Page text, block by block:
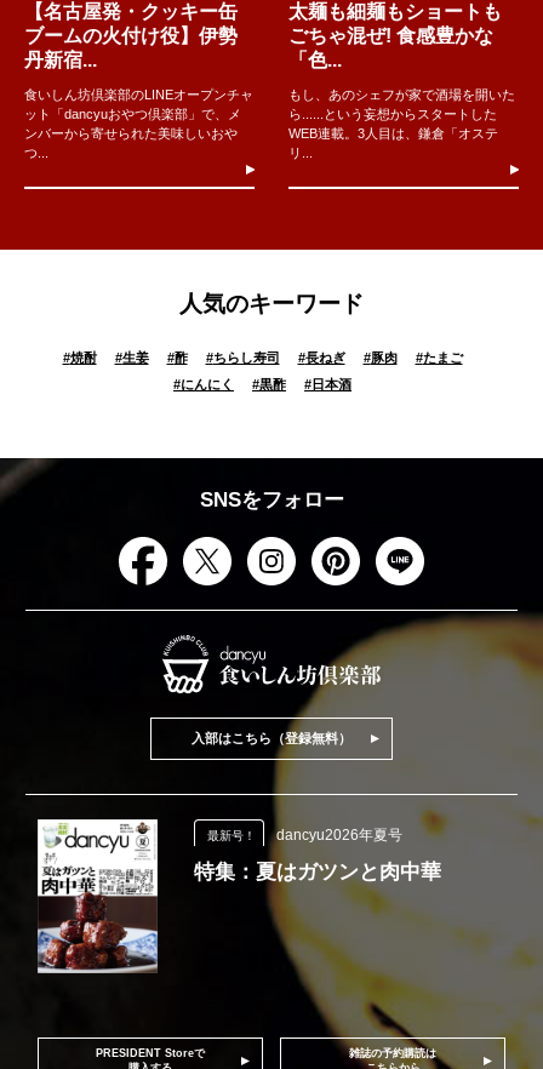
【名古屋発・クッキー缶
ブームの火付け役】伊勢
丹新宿...
食いしん坊倶楽部のLINEオープンチャ
ット「dancyuおやつ倶楽部」で、メ
ンバーから寄せられた美味しいおや
つ...
太麺も細麺もショートも
ごちゃ混ぜ! 食感豊かな
「色...
もし、あのシェフが家で酒場を開いた
ら......という妄想からスタートした
WEB連載。3人目は、鎌倉「オステ
リ...
人気のキーワード
#焼酎 #生姜 #酢 #ちらし寿司 #長ねぎ #豚肉 #たまご
#にんにく #黒酢 # 日本酒
SNSをフォロー
入部はこちら（登録無料）
最新号！ dancyu2026年夏号
特集：夏はガツンと肉中華
PRESIDENT Storeで
雑誌の予約購読は